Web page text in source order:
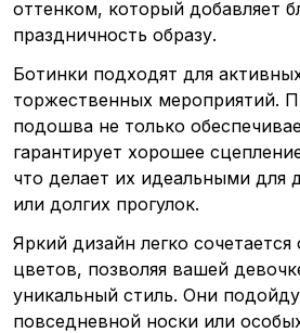
оттенком, который добавляет
праздничность образу.
Ботинки подходят для
торжественных мероприятий.
подошва не только
гарантирует хорошее
что делает их идеальными для
или долгих прогулок.
Яркий дизайн легко
цветов, позволяя вашей
уникальный стиль. Они
повседневной носки или